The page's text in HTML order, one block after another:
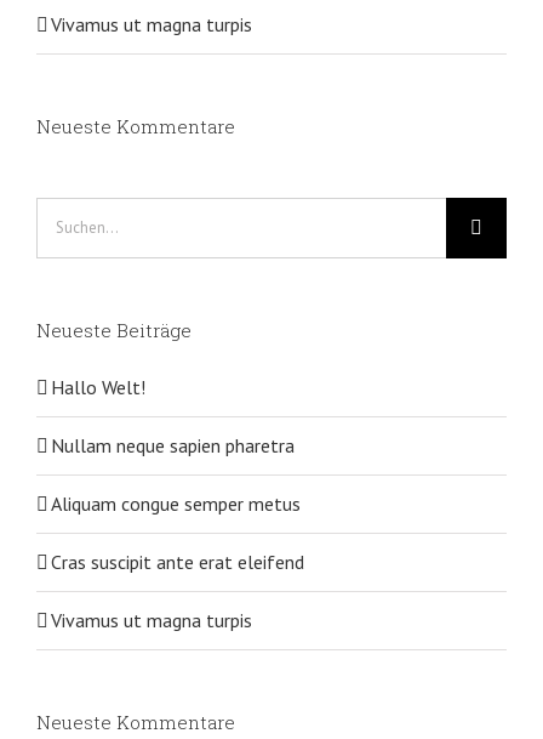
Vivamus ut magna turpis
Neueste Kommentare
Neueste Beiträge
Hallo Welt!
Nullam neque sapien pharetra
Aliquam congue semper metus
Cras suscipit ante erat eleifend
Vivamus ut magna turpis
Neueste Kommentare